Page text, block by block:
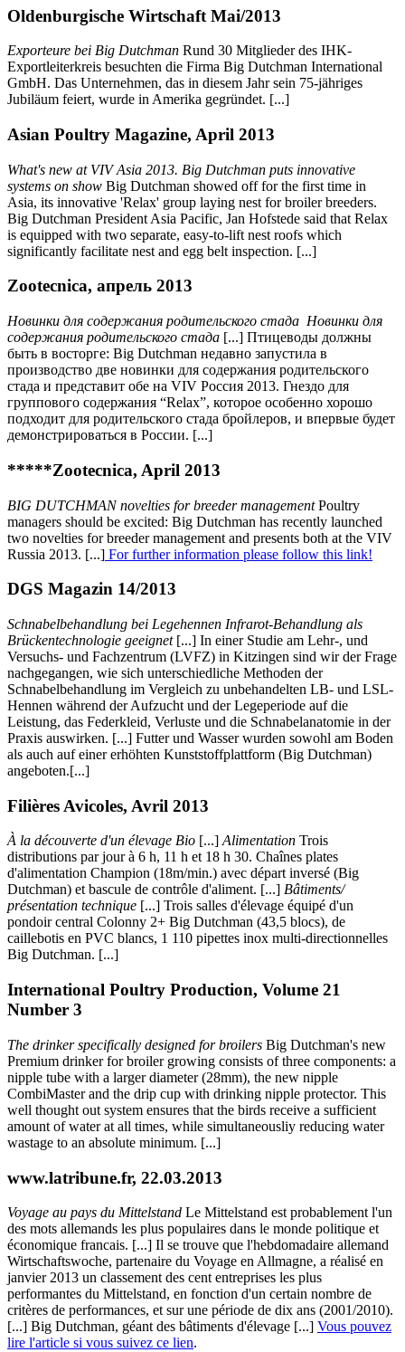
Oldenburgische Wirtschaft Mai/2013
Exporteure bei Big Dutchman Rund 30 Mitglieder des IHK-
Exportleiterkreis besuchten die Firma Big Dutchman International
GmbH. Das Unternehmen, das in diesem Jahr sein 75-jähriges
Jubiläum feiert, wurde in Amerika gegründet. [...]
Asian Poultry Magazine, April 2013
What's new at VIV Asia 2013. Big Dutchman puts innovative
systems on show Big Dutchman showed off for the first time in
Asia, its innovative 'Relax' group laying nest for broiler breeders.
Big Dutchman President Asia Pacific, Jan Hofstede said that Relax
is equipped with two separate, easy-to-lift nest roofs which
significantly facilitate nest and egg belt inspection. [...]
Zootecnica, апрель 2013
Новинки для содержания родительского стада Новинки для
содержания родительского стада [...] Птицеводы должны
быть в восторге: Big Dutchman недавно запустила в
производство две новинки для содержания родительского
стада и представит обе на VIV Россия 2013. Гнездо для
группового содержания “Relax”, которое особенно хорошо
подходит для родительского стада бройлеров, и впервые будет
демонстрироваться в России. [...]
*****Zootecnica, April 2013
BIG DUTCHMAN novelties for breeder managementPoultry
managers should be excited: Big Dutchman has recently launched
two novelties for breeder management and presents both at the VIV
Russia 2013. [...] For further information please follow this link!
DGS Magazin 14/2013
Schnabelbehandlung bei Legehennen Infrarot-Behandlung als
Brückentechnologie geeignet[...] In einer Studie am Lehr-, und
Versuchs- und Fachzentrum (LVFZ) in Kitzingen sind wir der Frage
nachgegangen, wie sich unterschiedliche Methoden der
Schnabelbehandlung im Vergleich zu unbehandelten LB- und LSL-
Hennen während der Aufzucht und der Legeperiode auf die
Leistung, das Federkleid, Verluste und die Schnabelanatomie in der
Praxis auswirken. [...] Futter und Wasser wurden sowohl am Boden
als auch auf einer erhöhten Kunststoffplattform (Big Dutchman)
angeboten.[...]
Filières Avicoles, Avril 2013
À la découverte d'un élevage Bio [...]Alimentation Trois
distributions par jour à 6 h, 11 h et 18 h 30. Chaînes plates
d'alimentation Champion (18m/min.) avec départ inversé (Big
Dutchman) et bascule de contrôle d'aliment. [...] Bâtiments/
présentation technique [...] Trois salles d'élevage équipé d'un
pondoir central Colonny 2+ Big Dutchman (43,5 blocs), de
caillebotis en PVC blancs, 1 110 pipettes inox multi-directionnelles
Big Dutchman. [...]
International Poultry Production, Volume 21
Number 3
The drinker specifically designed for broilers Big Dutchman's new
Premium drinker for broiler growing consists of three components: a
nipple tube with a larger diameter (28mm), the new nipple
CombiMaster and the drip cup with drinking nipple protector. This
well thought out system ensures that the birds receive a sufficient
amount of water at all times, while simultaneousliy reducing water
wastage to an absolute minimum. [...]
www.latribune.fr, 22.03.2013
Voyage au pays du Mittelstand Le Mittelstand est probablement l'un
des mots allemands les plus populaires dans le monde politique et
économique francais. [...] Il se trouve que l'hebdomadaire allemand
Wirtschaftswoche, partenaire du Voyage en Allmagne, a réalisé en
janvier 2013 un classement des cent entreprises les plus
performantes du Mittelstand, en fonction d'un certain nombre de
critères de performances, et sur une période de dix ans (2001/2010).
[...] Big Dutchman, géant des bâtiments d'élevage [...] Vous pouvez
lire l'article si vous suivez ce lien.